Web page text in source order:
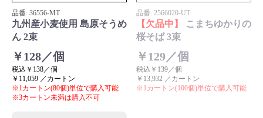
品番: 36556-MT
九州産小麦使用 島原そうめ
ん 2束
￥128／個
税込￥138／個
￥11,059 ／カートン
※1カートン(80個)単位で購入可能
※3カートン未満は購入不可
品番: 2566020-UT
【欠品中】
こまちゆかりの
桜そば 3束
￥129／個
税込￥139／個
￥13,932 ／カートン
※1カートン(100個)単位で購入可能